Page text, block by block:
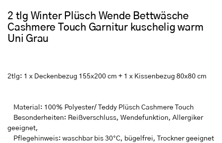
2 tlg Winter Plüsch Wende Bettwäsche
Cashmere Touch Garnitur kuschelig warm
Uni Grau
2tlg: 1 x Deckenbezug 155x200 cm + 1 x Kissenbezug 80x80 cm
Material: 100% Polyester/ Teddy Plüsch Cashmere Touch
Besonderheiten: Reißverschluss, Wendefunktion, Allergiker
geeignet,
Pflegehinweis: waschbar bis 30°C, bügelfrei, Trockner geeignet